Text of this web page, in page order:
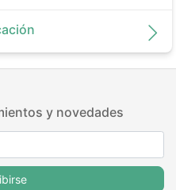
y novedades